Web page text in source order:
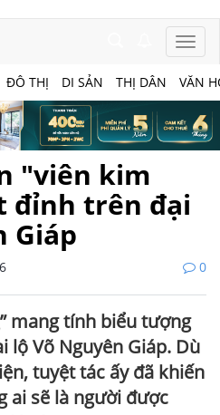
ĐÔ THỊ DI SẢN THỊ DÂN VĂN
"viên kim
đỉnh trên đại
Giáp
0
mang tính biểu tượng
lộ Võ Nguyên Giáp. Dù
tuyệt tác ấy đã khiến
ai sẽ là người được